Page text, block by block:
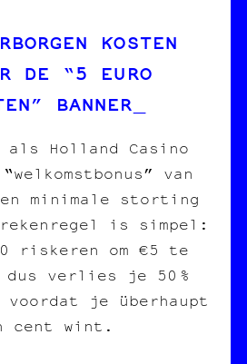
KOSTEN
DE “5 EURO
BANNER
als Holland Casino
van
minimale storting
is simpel:
riskeren om €5 te
dus verlies je 50 %
je überhaupt
cent wint.